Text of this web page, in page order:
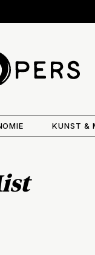
KUNST &